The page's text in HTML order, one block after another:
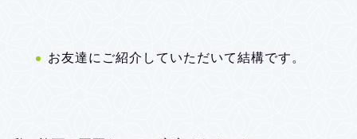
お友達にご紹介していただいて結構です。